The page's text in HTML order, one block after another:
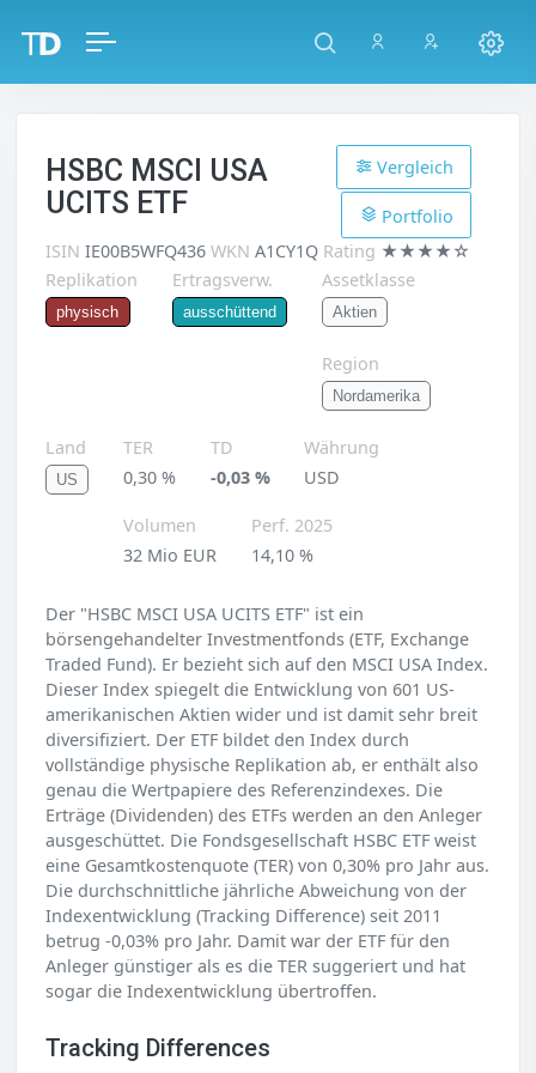
HSBC MSCI USA
UCITS ETF
Vergleich
Portfolio
ISIN IE00B5WFQ436 WKN A1CY1Q Rating ★★★★☆
Replikation
physisch
Ertragsverw.
ausschüttend
Assetklasse
Aktien
Region
Nordamerika
Land
US
TER
0,30 %
TD
-0,03 %
Währung
USD
Volumen
32 Mio EUR
Perf. 2025
14,10 %
Der "HSBC MSCI USA UCITS ETF" ist ein
börsengehandelter Investmentfonds (ETF, Exchange
Traded Fund). Er bezieht sich auf den MSCI USA Index.
Dieser Index spiegelt die Entwicklung von 601 US-
amerikanischen Aktien wider und ist damit sehr breit
diversifiziert. Der ETF bildet den Index durch
vollständige physische Replikation ab, er enthält also
genau die Wertpapiere des Referenzindexes. Die
Erträge (Dividenden) des ETFs werden an den Anleger
ausgeschüttet. Die Fondsgesellschaft HSBC ETF weist
eine Gesamtkostenquote (TER) von 0,30% pro Jahr aus.
Die durchschnittliche jährliche Abweichung von der
Indexentwicklung (Tracking Difference) seit 2011
betrug -0,03% pro Jahr. Damit war der ETF für den
Anleger günstiger als es die TER suggeriert und hat
sogar die Indexentwicklung übertroffen.
Tracking Differences